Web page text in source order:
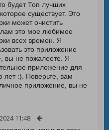
будет Топ лучших
существует. Это
может очистить
это мое любимое
всех времен. Я
это приложение
вы не пожалеете. Я
приложение для
лет :). Поверьте, вам
приложение, вы не
11:48